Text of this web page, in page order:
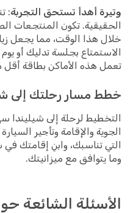
وتيرة أهدأ تستحق التجربة:
الحقيقية. تكون المنتجعات
خلال هذا الوقت، مما يجعل
الاستمتاع بجلسة تدليك أو
تعمل هذه الأماكن بطاقة أقل
خطط مسار رحلتك إلى
الجوية والإقامة وتأجير
التي تناسبك، وابنِ إقامتك في
وما يتوافق مع ميزانيتك.
الأسئلة الشائعة